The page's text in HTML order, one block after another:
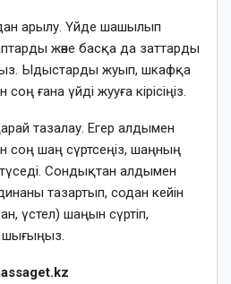
арылу. Үйде шашылып
және басқа да заттарды
Ыдыстарды жуып, шкафқа
ғана үйді жууға кірісіңіз.
тазалау. Егер алдымен
соң шаң сүртсеңіз, шаңның
түседі. Сондықтан алдымен
тазартып, содан кейін
үстел) шаңын сүртіп,
шығыңыз.